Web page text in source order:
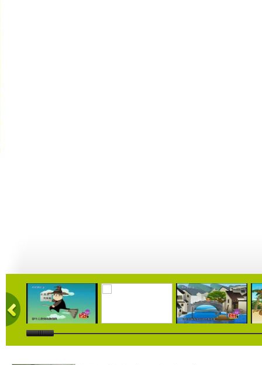
04:53 04:41 08:25